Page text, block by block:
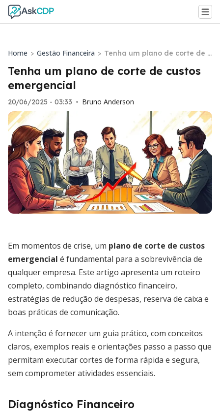
Home > Gestão Financeira > Tenha um plano de corte de c
ustos emergencial
Tenha um plano de corte de custos
emergencial
20/06/2025 - 03:33 • Bruno Anderson
Em momentos de crise, um plano de corte de custos
emergencial é fundamental para a sobrevivência de
qualquer empresa. Este artigo apresenta um roteiro
completo, combinando diagnóstico financeiro,
estratégias de redução de despesas, reserva de caixa e
boas práticas de comunicação.
A intenção é fornecer um guia prático, com conceitos
claros, exemplos reais e orientações passo a passo que
permitam executar cortes de forma rápida e segura,
sem comprometer atividades essenciais.
Diagnóstico Financeiro